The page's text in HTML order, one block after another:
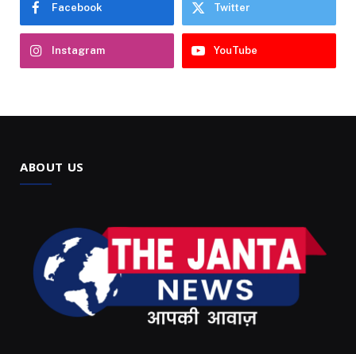
Facebook Twitter
Instagram YouTube
ABOUT US